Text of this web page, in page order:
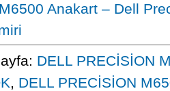
Anakart – Dell
DELL PRECİSİON
, DELL PRECİSİON